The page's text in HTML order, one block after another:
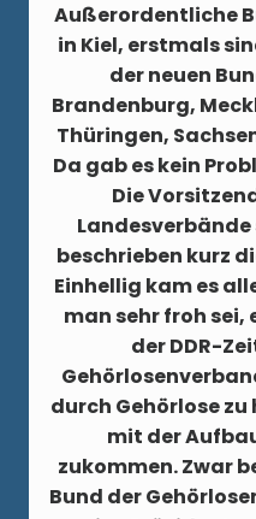
Außerordentliche
in Kiel, erstmals
der neuen
Brandenburg,
Thüringen,
Da gab es kein
Die
beschrieben kurz
Einhellig kam es
man sehr froh sei,
der DDR-
durch Gehörlose
mit der
zukommen. Zwar
Bund der